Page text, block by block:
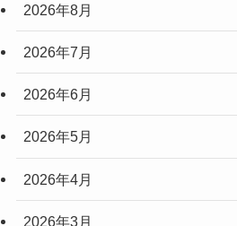
2026年8月
2026年7月
2026年6月
2026年5月
2026年4月
2026年3月